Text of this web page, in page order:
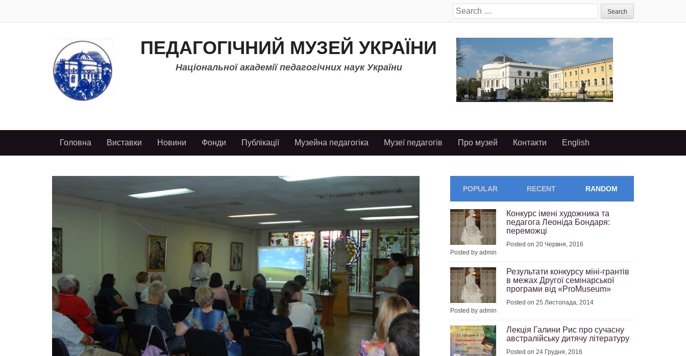
Search
for:
ПЕДАГОГІЧНИЙ МУЗЕЙ УКРАЇНИ
Національної академії педагогічних наук України
Головна Виставки Новини Фонди Публікації Музейна педагогіка Музеї педагогів Про музей Контакти English
POPULAR RECENT RANDOM
Конкурс імені художника та
педагога Леоніда Бондаря:
переможці
Posted on 20 Червня, 2016
Posted by admin
Результати конкурсу міні-грантів
в межах Другої семінарської
програми від «ProMuseum»
Posted on 25 Листопада, 2014
Posted by admin
Лекція Галини Рис про сучасну
австралійську дитячу літературу
Posted on 24 Грудня, 2016